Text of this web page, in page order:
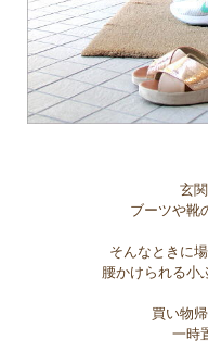
玄
ブーツや靴
そんなときに
腰かけられる小
買い物
一時